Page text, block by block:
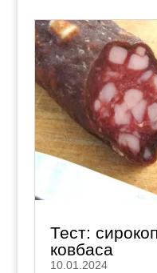
Тест:
ковбаса
10.01.2024